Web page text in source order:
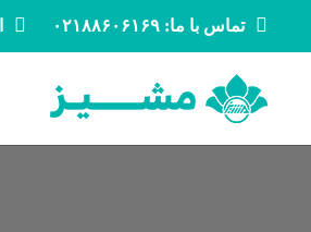
تماس با ما: ۰۲۱۸۸۶۰۶۱۶۹